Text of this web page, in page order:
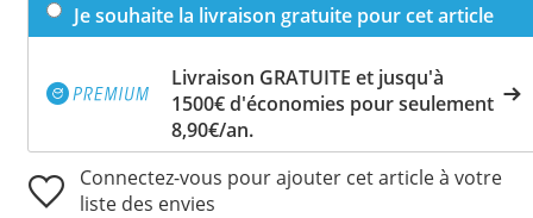
Je souhaite la livraison gratuite pour cet article
Livraison GRATUITE et jusqu'à
1500€ d'économies pour seulement
8,90€/an.
Connectez-vous pour ajouter cet article à votre
liste des envies